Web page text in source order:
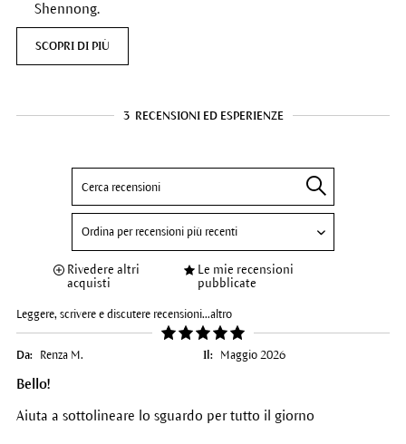
Shennong.
SCOPRI DI PIÙ
3 RECENSIONI ED ESPERIENZE
Rivedere altri
acquisti
Le mie recensioni
pubblicate
Leggere, scrivere e discutere recensioni...altro
Da: Renza M. Il: Maggio 2026
Bello!
Aiuta a sottolineare lo sguardo per tutto il giorno